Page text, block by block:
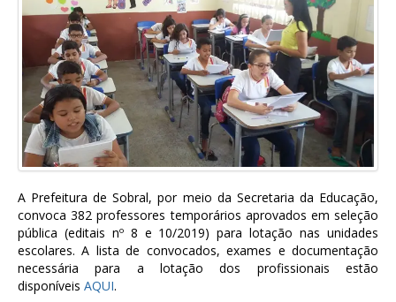
A Prefeitura de Sobral, por meio da Secretaria da Educação,
convoca 382 professores temporários aprovados em seleção
pública (editais nº 8 e 10/2019) para lotação nas unidades
escolares. A lista de convocados, exames e documentação
necessária para a lotação dos profissionais estão
disponíveis AQUI.